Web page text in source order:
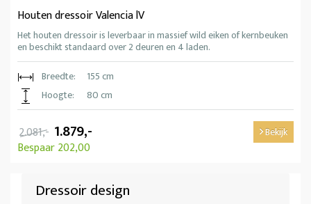
Houten dressoir Valencia lV
Het houten dressoir is leverbaar in massief wild eiken of kernbeuken
en beschikt standaard over 2 deuren en 4 laden.
Breedte:
155 cm
Hoogte:
80 cm
2.081,- 1.879,-
Bespaar 202,00
Bekijk
Dressoir design